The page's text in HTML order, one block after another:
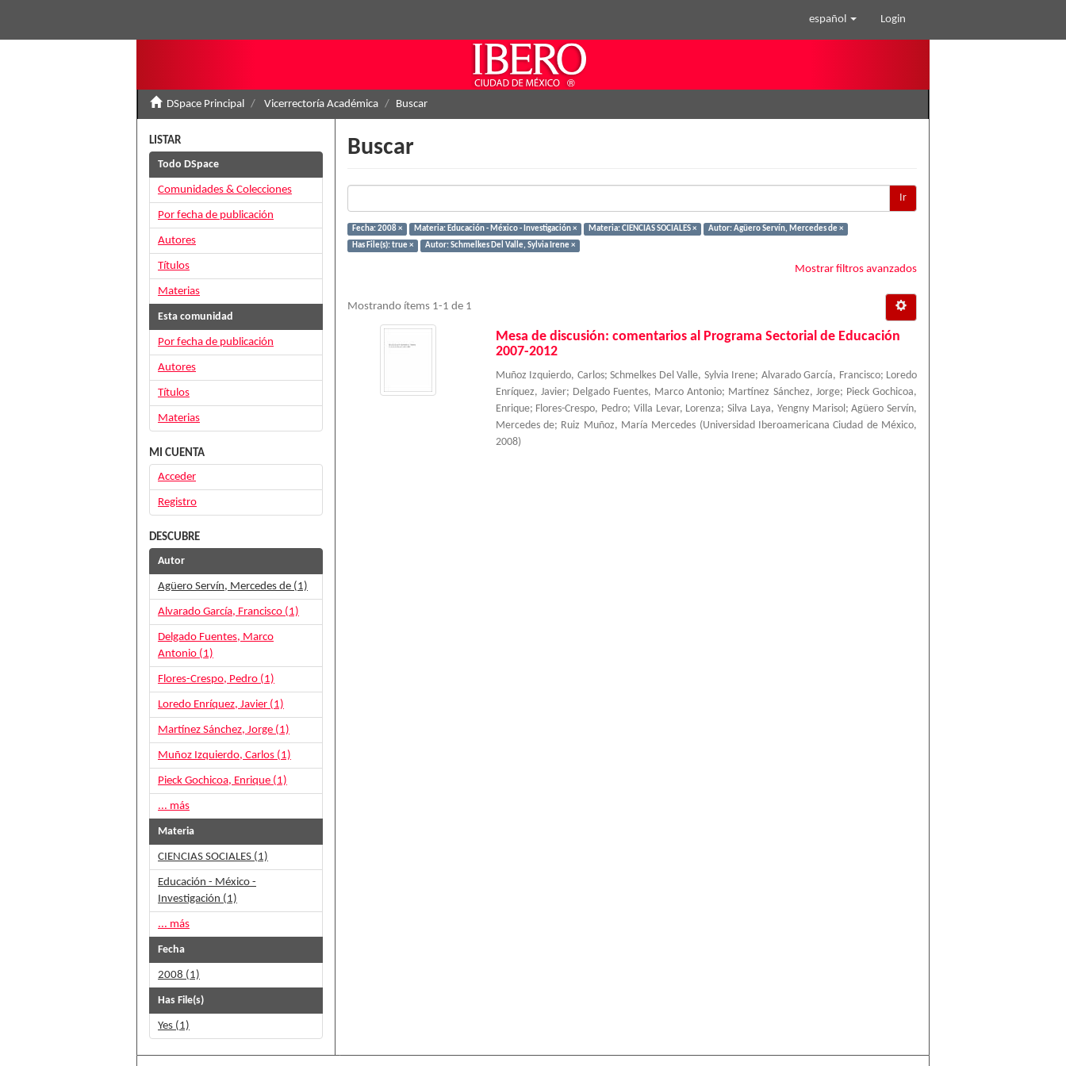
español Login
DSpace Principal Vicerrectoría Académica Buscar
Buscar
Ir
Fecha: 2008 × Materia: Educación - México - Investigación × Materia: CIENCIAS SOCIALES ×
Autor: Agüero Servín, Mercedes de ×
Has File(s): true ×
Autor: Schmelkes Del Valle, Sylvia Irene ×
Mostrar filtros avanzados
Mostrando ítems 1-1 de 1
Mesa de discusión: comentarios al Programa Sectorial de Educación
2007-2012
Muñoz Izquierdo, Carlos;Schmelkes Del Valle, Sylvia Irene; Alvarado García, Francisco; Loredo
Enríquez, Javier; Delgado Fuentes, Marco Antonio; Martínez Sánchez, Jorge; Pieck Gochicoa,
Enrique; Flores-Crespo, Pedro; Villa Levar, Lorenza;Silva Laya, Yengny Marisol ;Agüero Servín,
Mercedes de; Ruiz Muñoz, María Mercedes (Universidad Iberoamericana Ciudad de México,
2008)
LISTAR
Todo DSpace
Comunidades & Colecciones
Por fecha de publicación
Autores
Títulos
Materias
Esta comunidad
Por fecha de publicación
Autores
Títulos
Materias
MI CUENTA
Acceder
Registro
DESCUBRE
Autor
Agüero Servín, Mercedes de (1)
Alvarado García, Francisco (1)
Delgado Fuentes, Marco
Antonio (1)
Flores-Crespo, Pedro (1)
Loredo Enríquez, Javier (1)
Martínez Sánchez, Jorge (1)
Muñoz Izquierdo, Carlos (1)
Pieck Gochicoa, Enrique (1)
... más
Materia
CIENCIAS SOCIALES (1)
Educación - México -
Investigación (1)
... más
Fecha
2008 (1)
Has File(s)
Yes (1)